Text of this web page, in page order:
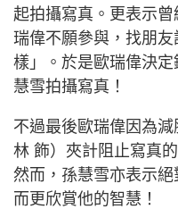
起拍攝寫真。更表示
瑞偉不願參與，找朋
樣」。於是歐瑞偉決
慧雪拍攝寫真！
不過最後歐瑞偉因為
林 飾）夾計阻止寫真
然而，孫慧雪亦表示
而更欣賞他的智慧！